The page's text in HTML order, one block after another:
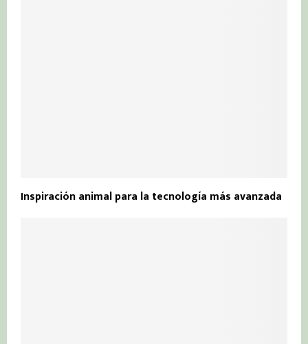
Inspiración animal para la tecnología más avanzada